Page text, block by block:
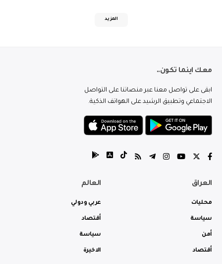
المزيد
معك اينما تكون..
ابقى على تواصل معنا عبر منصاتنا على التواصل
الاجتماعي وتطبيق الرشيد على الهواتف الذكية.
العراق
محليات
سياسة
أمن
أقتصاد
العالم
عربي ودولي
أقتصاد
سياسة
الاخيرة